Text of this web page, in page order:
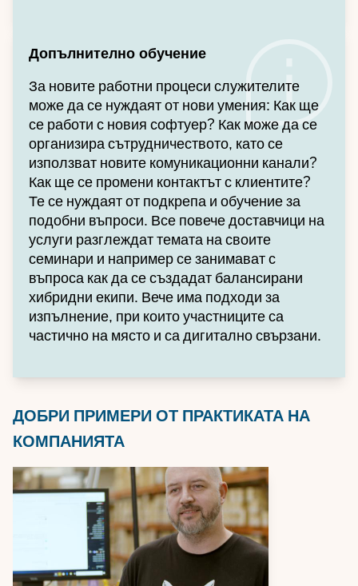
Допълнително обучение
За новите работни процеси служителите
може да се нуждаят от нови умения: Как ще
се работи с новия софтуер? Как може да се
организира сътрудничеството, като се
използват новите комуникационни канали?
Как ще се промени контактът с клиентите?
Те се нуждаят от подкрепа и обучение за
подобни въпроси. Все повече доставчици на
услуги разглеждат темата на своите
семинари и например се занимават с
въпроса как да се създадат балансирани
хибридни екипи. Вече има подходи за
изпълнение, при които участниците са
частично на място и са дигитално свързани.
ДОБРИ ПРИМЕРИ ОТ ПРАКТИКАТА НА
КОМПАНИЯТА